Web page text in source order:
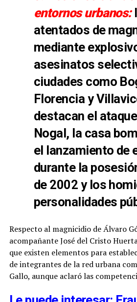
entornos urbanos:
atentados de
mediante
asesinatos
ciudades como
Florencia y
destacan el
Nogal, la casa
el lanzamiento de
durante la
de 2002 y los
personalidades
Respecto al magnicidio de Álvaro
acompañante José del Cristo
que existen elementos para
de integrantes de la red urbana
Gallo, aunque aclaró las